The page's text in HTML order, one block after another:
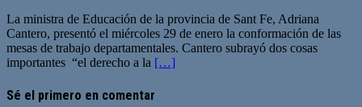
La ministra de Educación de la provincia de Sant Fe, Adriana
Cantero, presentó el miércoles 29 de enero la conformación de las
mesas de trabajo departamentales. Cantero subrayó dos cosas
importantes “el derecho a la […]
Sé el primero en comentar